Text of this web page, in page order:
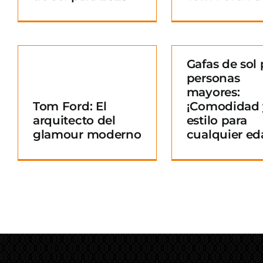
Tom Ford: El
arquitecto del
glamour moderno
¡Comodidad y
estilo para
cualquier edad!
Gafas de sol
personas
mayores:
¡Comodidad
estilo para
cualquier